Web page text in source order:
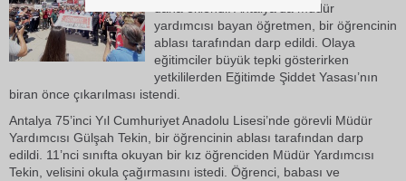
daha eklendi. Antalya’da müdür
yardımcısı bayan öğretmen, bir öğrencinin
ablası tarafından darp edildi. Olaya
eğitimciler büyük tepki gösterirken
yetkililerden Eğitimde Şiddet Yasası’nın
biran önce çıkarılması istendi.
Antalya 75’inci Yıl Cumhuriyet Anadolu Lisesi’nde görevli Müdür
Yardımcısı Gülşah Tekin, bir öğrencinin ablası tarafından darp
edildi. 11’nci sınıfta okuyan bir kız öğrenciden Müdür Yardımcısı
Tekin, velisini okula çağırmasını istedi. Öğrenci, babası ve